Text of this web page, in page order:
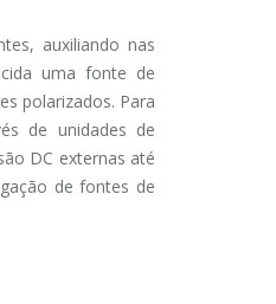
auxiliando nas
uma fonte de
polarizados. Para
de unidades de
DC externas até
de fontes de